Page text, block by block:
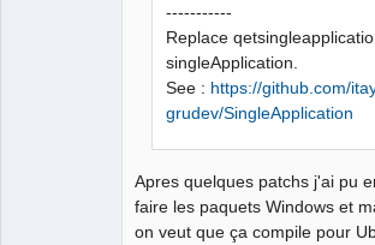
-----------
Replace
singleApplication.
See : https://github.com/
grudev/SingleApplication
Apres quelques patchs j'ai pu
faire les paquets Windows et
on veut que ça compile pour